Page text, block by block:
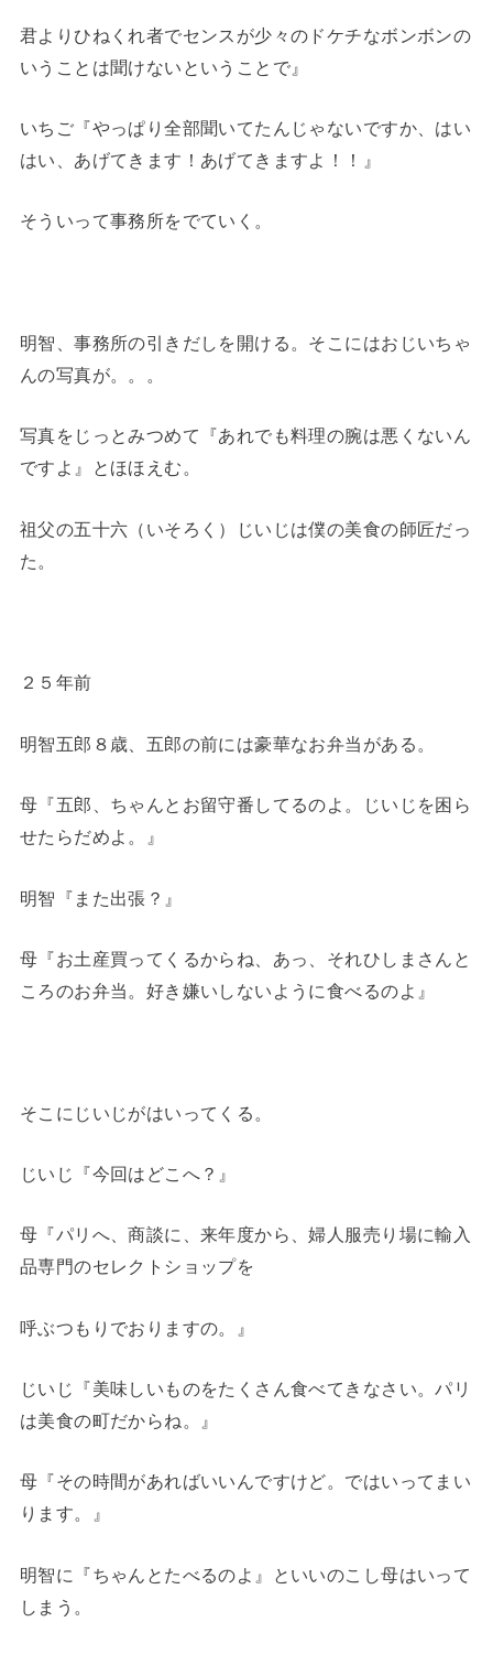
君よりひねくれ者でセンスが少々のドケチなボンボンの
いうことは聞けないということで』
いちご『やっぱり全部聞いてたんじゃないですか、はい
はい、あげてきます！あげてきますよ！！』
そういって事務所をでていく。
明智、事務所の引きだしを開ける。そこにはおじいちゃ
んの写真が。。。
写真をじっとみつめて『あれでも料理の腕は悪くないん
ですよ』とほほえむ。
祖父の五十六（いそろく）じいじは僕の美食の師匠だっ
た。
２５年前
明智五郎８歳、五郎の前には豪華なお弁当がある。
母『五郎、ちゃんとお留守番してるのよ。じいじを困ら
せたらだめよ。』
明智『また出張？』
母『お土産買ってくるからね、あっ、それひしまさんと
ころのお弁当。好き嫌いしないように食べるのよ』
そこにじいじがはいってくる。
じいじ『今回はどこへ？』
母『パリへ、商談に、来年度から、婦人服売り場に輸入
品専門のセレクトショップを
呼ぶつもりでおりますの。』
じいじ『美味しいものをたくさん食べてきなさい。パリ
は美食の町だからね。』
母『その時間があればいいんですけど。ではいってまい
ります。』
明智に『ちゃんとたべるのよ』といいのこし母はいって
しまう。